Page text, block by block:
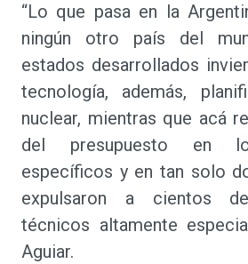
“Lo que pasa en la
ningún otro país del
estados desarrollados
tecnología, además,
nuclear, mientras que acá
del presupuesto en
específicos y en tan solo
expulsaron a cientos
técnicos altamente
Aguiar.